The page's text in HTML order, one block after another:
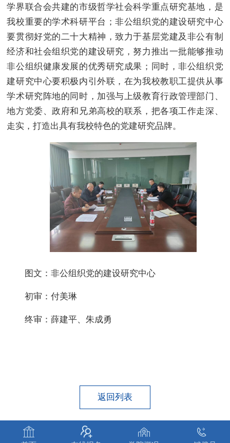
学界联合会共建的市级哲学社会科学重点研究基地，是
我校重要的学术科研平台；非公组织党的建设研究中心
要贯彻好党的二十大精神，致力于基层党建及非公有制
经济和社会组织党的建设研究，努力推出一批能够推动
非公组织健康发展的优秀研究成果；同时，非公组织党
建研究中心要积极内引外联，在为我校教职工提供从事
学术研究阵地的同时，加强与上级教育行政管理部门、
地方党委、政府和兄弟高校的联系，把各项工作走深、
走实，打造出具有我校特色的党建研究品牌。
图文：非公组织党的建设研究中心
初审：付美琳
终审：薛建平、朱成勇
返回列表
   